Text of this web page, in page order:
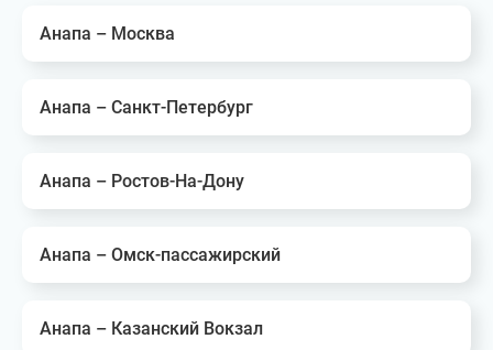
Анапа – Москва
Анапа – Санкт-Петербург
Анапа – Ростов-На-Дону
Анапа – Омск-пассажирский
Анапа – Казанский Вокзал